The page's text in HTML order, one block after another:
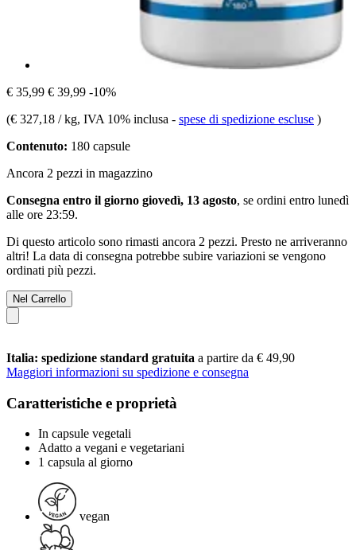
€ 35,99 € 39,99 -10%
(€ 327,18 / kg, IVA 10% inclusa - spese di spedizione escluse )
Contenuto: 180 capsule
Ancora 2 pezzi in magazzino
Consegna entro il giorno giovedì, 13 agosto, se ordini entro lunedì
alle ore 23:59.
Di questo articolo sono rimasti ancora 2 pezzi. Presto ne arriveranno
altri! La data di consegna potrebbe subire variazioni se vengono
ordinati più pezzi.
Nel Carrello
Italia: spedizione standard gratuita a partire da € 49,90
Maggiori informazioni su spedizione e consegna
Caratteristiche e proprietà
In capsule vegetali
Adatto a vegani e vegetariani
1 capsula al giorno
vegan